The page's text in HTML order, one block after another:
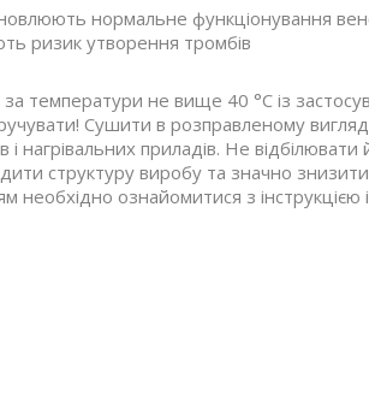
нормальне функціонування
ризик утворення тромбів
температури не вище 40 °С із
Сушити в розправленому
нагрівальних приладів. Не відбілювати
структуру виробу та значно знизити
необхідно ознайомитися з інструкцією